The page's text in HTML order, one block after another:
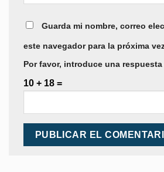
Guarda mi nombre, correo
este navegador para la próxima
Por favor, introduce una
10 + 18 =